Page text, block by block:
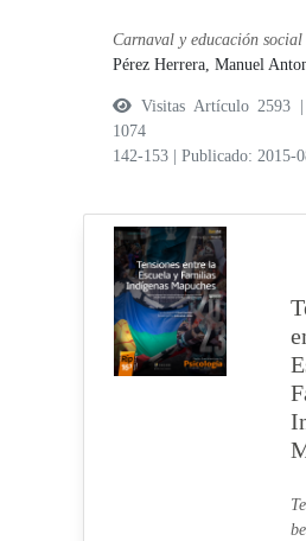
Carnaval y educación social
Pérez Herrera, Manuel
Visitas Artículo 2593
1074
142-153
|Publicado: 2015-